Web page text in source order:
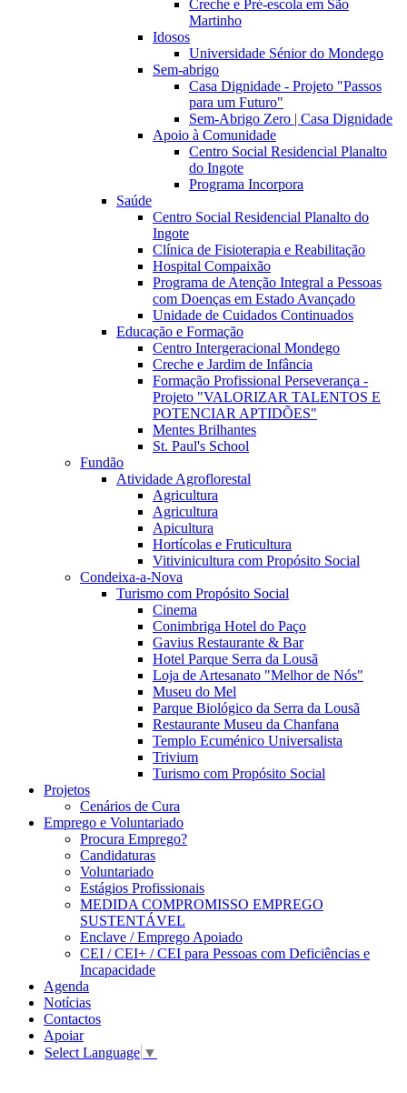
Creche e Pré-escola em São
Martinho
Idosos
Universidade Sénior do Mondego
Sem-abrigo
Casa Dignidade - Projeto "Passos
para um Futuro"
Sem-Abrigo Zero | Casa Dignidade
Apoio à Comunidade
Centro Social Residencial Planalto
do Ingote
Programa Incorpora
Saúde
Centro Social Residencial Planalto do
Ingote
Clínica de Fisioterapia e Reabilitação
Hospital Compaixão
Programa de Atenção Integral a Pessoas
com Doenças em Estado Avançado
Unidade de Cuidados Continuados
Educação e Formação
Centro Intergeracional Mondego
Creche e Jardim de Infância
Formação Profissional Perseverança -
Projeto "VALORIZAR TALENTOS E
POTENCIAR APTIDÕES"
Mentes Brilhantes
St. Paul's School
Fundão
Atividade Agroflorestal
Agricultura
Agricultura
Apicultura
Hortícolas e Fruticultura
Vitivinicultura com Propósito Social
Condeixa-a-Nova
Turismo com Propósito Social
Cinema
Conimbriga Hotel do Paço
Gavius Restaurante & Bar
Hotel Parque Serra da Lousã
Loja de Artesanato "Melhor de Nós"
Museu do Mel
Parque Biológico da Serra da Lousã
Restaurante Museu da Chanfana
Templo Ecuménico Universalista
Trivium
Turismo com Propósito Social
Projetos
Cenários de Cura
Emprego e Voluntariado
Procura Emprego?
Candidaturas
Voluntariado
Estágios Profissionais
MEDIDA COMPROMISSO EMPREGO
SUSTENTÁVEL
Enclave / Emprego Apoiado
CEI / CEI+ / CEI para Pessoas com Deficiências e
Incapacidade
Agenda
Notícias
Contactos
Apoiar
Select Language ▼